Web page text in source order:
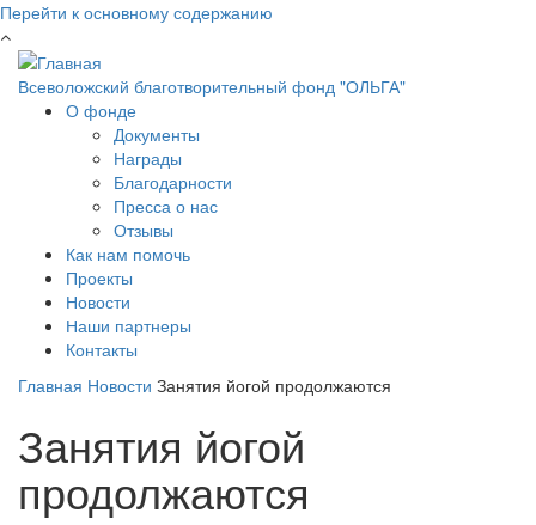
Перейти к основному содержанию
Всеволожский благотворительный фонд "ОЛЬГА"
О фонде
Документы
Награды
Благодарности
Пресса о нас
Отзывы
Как нам помочь
Проекты
Новости
Наши партнеры
Контакты
Главная Новости Занятия йогой продолжаются
Занятия йогой
продолжаются